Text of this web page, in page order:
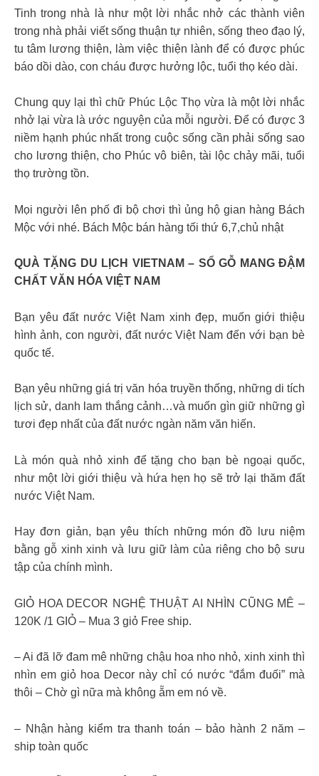
Tinh trong nhà là như một lời nhắc nhở các thành viên
trong nhà phải viết sống thuận tự nhiên, sống theo đạo lý,
tu tâm lương thiện, làm việc thiện lành để có được phúc
báo dồi dào, con cháu được hưởng lộc, tuổi thọ kéo dài.
Chung quy lại thì chữ Phúc Lộc Thọ vừa là một lời nhắc
nhở lại vừa là ước nguyện của mỗi người. Để có được 3
niềm hạnh phúc nhất trong cuộc sống cần phải sống sao
cho lương thiện, cho Phúc vô biên, tài lộc chảy mãi, tuổi
thọ trường tồn.
Mọi người lên phố đi bộ chơi thì ủng hộ gian hàng Bách
Mộc với nhé. Bách Mộc bán hàng tối thứ 6,7,chủ nhật
️QUÀ TẶNG DU LỊCH VIETNAM – SỔ GỖ MANG ĐẬM
CHẤT VĂN HÓA VIỆT NAM️
Bạn yêu đất nước Việt Nam xinh đẹp, muốn giới thiệu
hình ảnh, con người, đất nước Việt Nam đến với bạn bè
quốc tế.
Bạn yêu những giá trị văn hóa truyền thống, những di tích
lịch sử, danh lam thắng cảnh…và muốn gìn giữ những gì
tươi đẹp nhất của đất nước ngàn năm văn hiến.
Là món quà nhỏ xinh để tặng cho bạn bè ngoại quốc,
như một lời giới thiệu và hứa hẹn họ sẽ trở lại thăm đất
nước Việt Nam.
Hay đơn giản, bạn yêu thích những món đồ lưu niệm
bằng gỗ xinh xinh và lưu giữ làm của riêng cho bộ sưu
tập của chính mình.
GIỎ HOA DECOR NGHỆ THUẬT AI NHÌN CŨNG MÊ –
120K /1 GIỎ – Mua 3 giỏ Free ship.
– Ai đã lỡ đam mê những chậu hoa nho nhỏ, xinh xinh thì
nhìn em giỏ hoa Decor này chỉ có nước “đắm đuối” mà
thôi – Chờ gì nữa mà không ẵm em nó về.
– Nhận hàng kiểm tra thanh toán – bảo hành 2 năm –
ship toàn quốc